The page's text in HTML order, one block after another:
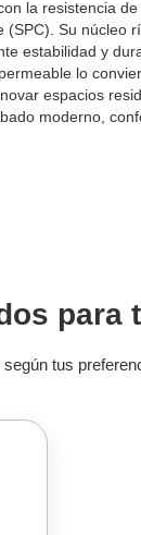
la resistencia
(SPC). Su núcleo
estabilidad y
lo
espacios
moderno,
para
tus